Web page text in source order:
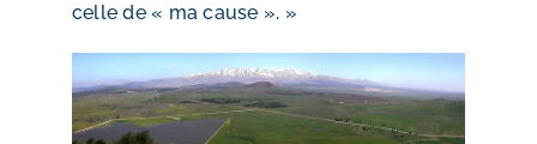
celle de « ma cause ». »